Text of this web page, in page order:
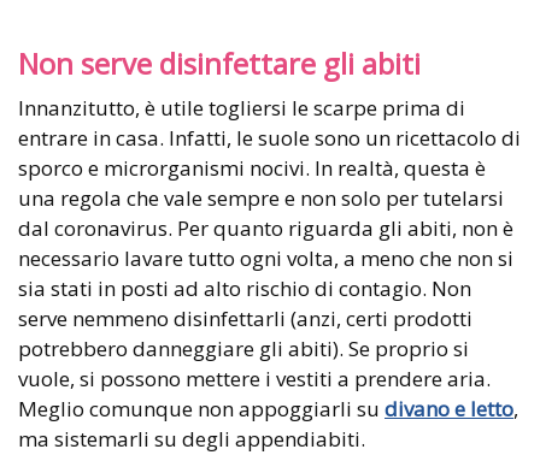
Non serve disinfettare gli abiti
Innanzitutto, è utile togliersi le scarpe prima di
entrare in casa. Infatti, le suole sono un ricettacolo di
sporco e microrganismi nocivi. In realtà, questa è
una regola che vale sempre e non solo per tutelarsi
dal coronavirus. Per quanto riguarda gli abiti, non è
necessario lavare tutto ogni volta, a meno che non si
sia stati in posti ad alto rischio di contagio. Non
serve nemmeno disinfettarli (anzi, certi prodotti
potrebbero danneggiare gli abiti). Se proprio si
vuole, si possono mettere i vestiti a prendere aria.
Meglio comunque non appoggiarli su divano e letto,
ma sistemarli su degli appendiabiti.